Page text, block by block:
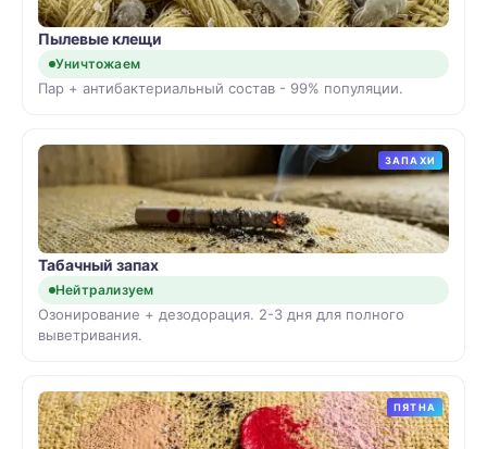
Пылевые клещи
Уничтожаем
Пар + антибактериальный состав - 99% популяции.
ЗАПАХИ
Табачный запах
Нейтрализуем
Озонирование + дезодорация. 2-3 дня для полного
выветривания.
ПЯТНА